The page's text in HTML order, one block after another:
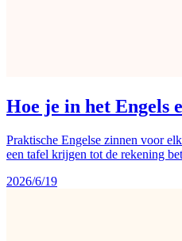
Hoe je in het Engels
Praktische Engelse zinnen voor
een tafel krijgen tot de rekening
2026/6/19